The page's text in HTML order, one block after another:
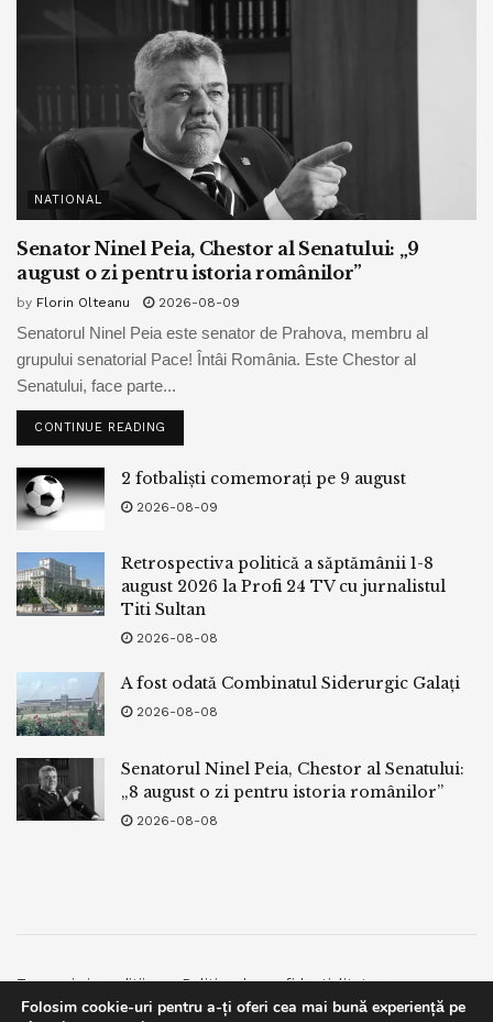
NATIONAL
Senator Ninel Peia, Chestor al Senatului: „9
august o zi pentru istoria românilor”
by Florin Olteanu 2026-08-09
Senatorul Ninel Peia este senator de Prahova, membru al
grupului senatorial Pace! Întâi România. Este Chestor al
Senatului, face parte...
CONTINUE READING
2 fotbaliști comemorați pe 9 august
2026-08-09
Retrospectiva politică a săptămânii 1-8
august 2026 la Profi 24 TV cu jurnalistul
Titi Sultan
2026-08-08
A fost odată Combinatul Siderurgic Galați
2026-08-08
Senatorul Ninel Peia, Chestor al Senatului:
„8 august o zi pentru istoria românilor”
2026-08-08
Termeni si conditii
Politica de confidentialitate
Facebook
Contact
Folosim cookie-uri pentru a-ți oferi cea mai bună experiență pe